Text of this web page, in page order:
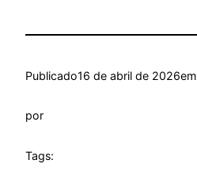
Publicado16 de abril de 2026em
por
Tags: